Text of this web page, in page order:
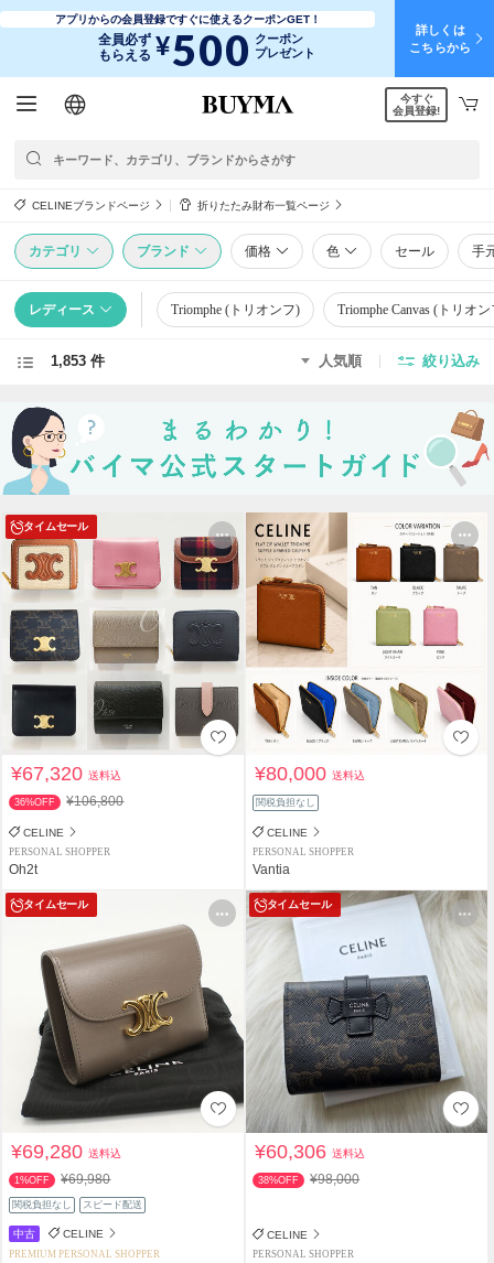
アプリからの会員登録ですぐに使えるクーポンGET！
全員必ず
もらえる ¥500 クーポン
プレゼント
詳しくは
こちらから
日本語
English
简体中文
繁體中文
今すぐ
会員登録!
CELINEブランドページ 折りたたみ財布一覧ページ
カテゴリ ブランド 価格 色 セール 手
レディース Triomphe (トリオンフ) Triomphe Canvas (トリオ
1,853 件 人気順 絞り込み
タイムセール
¥67,320送料込
36%OFF ¥106,800
CELINE
PERSONAL SHOPPER
Oh2t
¥80,000送料込
関税負担なし
CELINE
PERSONAL SHOPPER
Vantia
タイムセール
¥69,280送料込
1%OFF ¥69,980
関税負担なし スピード配送
中古 CELINE
PREMIUM PERSONAL SHOPPER
タイムセール
¥60,306送料込
38%OFF ¥98,000
CELINE
PERSONAL SHOPPER